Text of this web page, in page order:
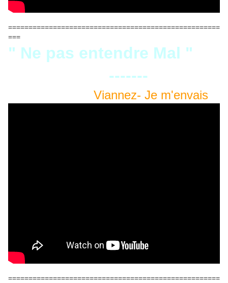
====================================================
===
" Ne pas entendre Mal "
-------
Viannez- Je m'envais
====================================================